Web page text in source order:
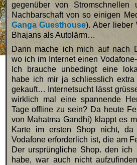
gegenüber von Stromschnellen
Nachbarschaft von so einigen
Ganga Guesthouse). Aber lieber
Bhajans als Autolärm…
Dann mache ich mich auf nach
wo ich im Internet einen
Ich brauche unbedingt eine
habe ich mir ja schliesslich
gekauft… Internetsucht lässt
wirklich mal eine spannende
Tage offline zu sein? Da heute
von Mahatma Gandhi) klappt es
Karte im ersten Shop nicht,
Vodafone erforderlich ist, die am
Der ursprüngliche Shop. den ich
habe, war auch nicht